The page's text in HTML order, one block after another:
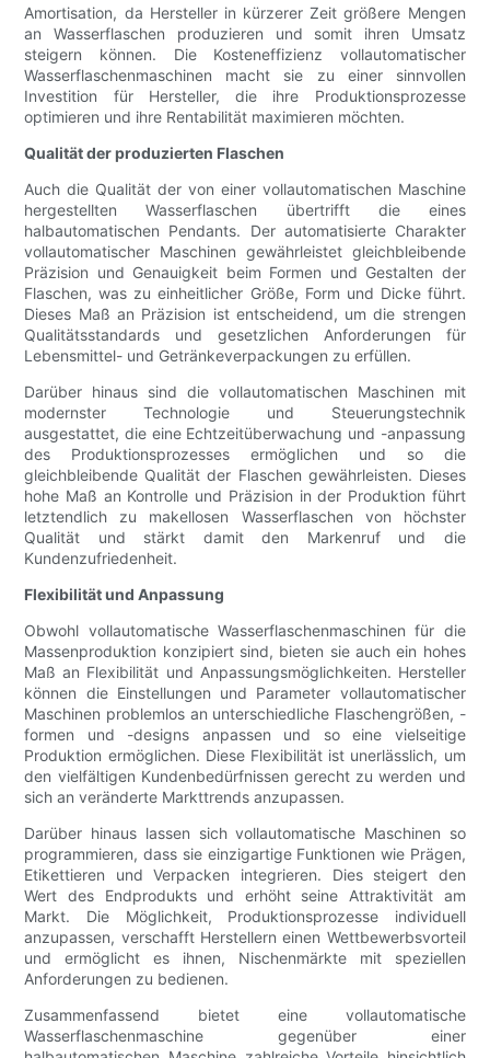
Amortisation, da Hersteller in kürzerer Zeit größere Mengen
an Wasserflaschen produzieren und somit ihren Umsatz
steigern können. Die Kosteneffizienz vollautomatischer
Wasserflaschenmaschinen macht sie zu einer sinnvollen
Investition für Hersteller, die ihre Produktionsprozesse
optimieren und ihre Rentabilität maximieren möchten.
Qualität der produzierten Flaschen
Auch die Qualität der von einer vollautomatischen Maschine
hergestellten Wasserflaschen übertrifft die eines
halbautomatischen Pendants. Der automatisierte Charakter
vollautomatischer Maschinen gewährleistet gleichbleibende
Präzision und Genauigkeit beim Formen und Gestalten der
Flaschen, was zu einheitlicher Größe, Form und Dicke führt.
Dieses Maß an Präzision ist entscheidend, um die strengen
Qualitätsstandards und gesetzlichen Anforderungen für
Lebensmittel- und Getränkeverpackungen zu erfüllen.
Darüber hinaus sind die vollautomatischen Maschinen mit
modernster Technologie und Steuerungstechnik
ausgestattet, die eine Echtzeitüberwachung und -anpassung
des Produktionsprozesses ermöglichen und so die
gleichbleibende Qualität der Flaschen gewährleisten. Dieses
hohe Maß an Kontrolle und Präzision in der Produktion führt
letztendlich zu makellosen Wasserflaschen von höchster
Qualität und stärkt damit den Markenruf und die
Kundenzufriedenheit.
Flexibilität und Anpassung
Obwohl vollautomatische Wasserflaschenmaschinen für die
Massenproduktion konzipiert sind, bieten sie auch ein hohes
Maß an Flexibilität und Anpassungsmöglichkeiten. Hersteller
können die Einstellungen und Parameter vollautomatischer
Maschinen problemlos an unterschiedliche Flaschengrößen, -
formen und -designs anpassen und so eine vielseitige
Produktion ermöglichen. Diese Flexibilität ist unerlässlich, um
den vielfältigen Kundenbedürfnissen gerecht zu werden und
sich an veränderte Markttrends anzupassen.
Darüber hinaus lassen sich vollautomatische Maschinen so
programmieren, dass sie einzigartige Funktionen wie Prägen,
Etikettieren und Verpacken integrieren. Dies steigert den
Wert des Endprodukts und erhöht seine Attraktivität am
Markt. Die Möglichkeit, Produktionsprozesse individuell
anzupassen, verschafft Herstellern einen Wettbewerbsvorteil
und ermöglicht es ihnen, Nischenmärkte mit speziellen
Anforderungen zu bedienen.
Zusammenfassend bietet eine vollautomatische
Wasserflaschenmaschine gegenüber einer